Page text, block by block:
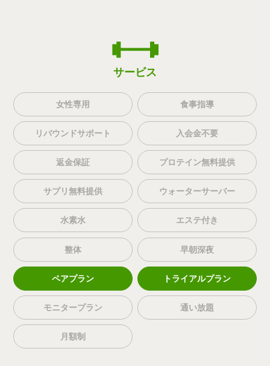
サービス
女性専用 食事指導
リバウンドサポート 入会金不要
返金保証 プロテイン無料提供
サプリ無料提供 ウォーターサーバー
水素水 エステ付き
整体 早朝深夜
ペアプラン トライアルプラン
モニタープラン 通い放題
月額制